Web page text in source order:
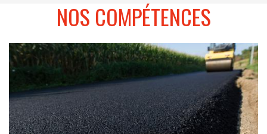
NOS COMPÉTENCES